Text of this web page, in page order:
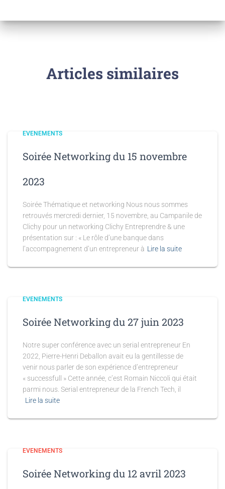
Articles similaires
EVENEMENTS
Soirée Networking du 15 novembre
2023
Soirée Thématique et networking Nous nous sommes
retrouvés mercredi dernier, 15 novembre, au Campanile de
Clichy pour un networking Clichy Entreprendre & une
présentation sur : « Le rôle d’une banque dans
l’accompagnement d’un entrepreneur à Lire la suite
EVENEMENTS
Soirée Networking du 27 juin 2023
Notre super conférence avec un serial entrepreneur En
2022, Pierre-Henri Deballon avait eu la gentillesse de
venir nous parler de son expérience d’entrepreneur
« successfull » Cette année, c’est Romain Niccoli qui était
parmi nous. Serial entrepreneur de la French Tech, il
Lire la suite
EVENEMENTS
Soirée Networking du 12 avril 2023